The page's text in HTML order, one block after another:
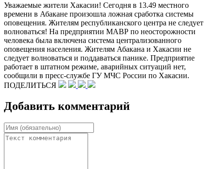
Уважаемые жители Хакасии! Сегодня в 13.49 местного
времени в Абакане произошла ложная сработка системы
оповещения. Жителям республиканского центра не следует
волноваться! На предприятии МАВР по неосторожности
человека была включена система централизованного
оповещения населения. Жителям Абакана и Хакасии не
следует волноваться и поддаваться панике. Предприятие
работает в штатном режиме, аварийных ситуаций нет,
сообщили в пресс-службе ГУ МЧС России по Хакасии.
ПОДЕЛИТЬСЯ
Добавить комментарий